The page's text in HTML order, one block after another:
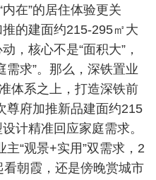
在”的居住体验更关
的建面约215-295㎡大
，核心不是“面积大”，
需求”。那么，深铁置业
体系之上，打造深铁前
尊府加推新品建面约215
计精准回应家庭需求。
“观景+实用”双需求，2
朝霞，还是傍晚赏城市